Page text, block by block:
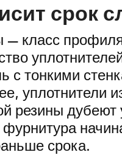
срок
— класс
тонкими
уплотнители
резины
срока.